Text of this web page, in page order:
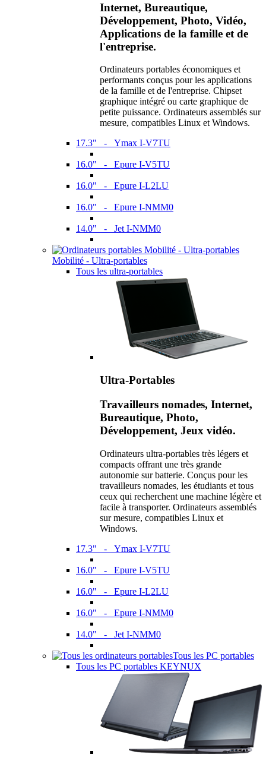
Internet, Bureautique,
Développement, Photo, Vidéo,
Applications de la famille et de
l'entreprise.
Ordinateurs portables économiques et
performants conçus pour les applications
de la famille et de l'entreprise. Chipset
graphique intégré ou carte graphique de
petite puissance. Ordinateurs assemblés sur
mesure, compatibles Linux et Windows.
17.3" - Ymax I-V7TU
16.0" - Epure I-V5TU
16.0" - Epure I-L2LU
16.0" - Epure I-NMM0
14.0" - Jet I-NMM0
Mobilité - Ultra-portables
Tous les ultra-portables
Ultra-Portables
Travailleurs nomades, Internet,
Bureautique, Photo,
Développement, Jeux vidéo.
Ordinateurs ultra-portables très légers et
compacts offrant une très grande
autonomie sur batterie. Conçus pour les
travailleurs nomades, les étudiants et tous
ceux qui recherchent une machine légère et
facile à transporter. Ordinateurs assemblés
sur mesure, compatibles Linux et
Windows.
17.3" - Ymax I-V7TU
16.0" - Epure I-V5TU
16.0" - Epure I-L2LU
16.0" - Epure I-NMM0
14.0" - Jet I-NMM0
Tous les PC portables
Tous les PC portables KEYNUX